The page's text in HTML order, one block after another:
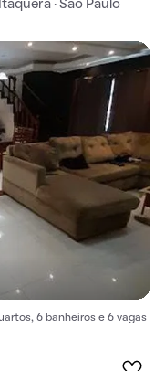
· São Paulo
6 banheiros e 6 vagas